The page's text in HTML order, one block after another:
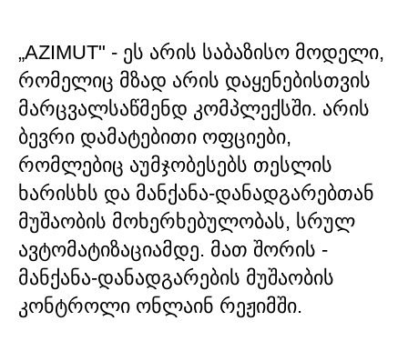
„AZIMUT" - ეს არის საბაზისო მოდელი,
რომელიც მზად არის დაყენებისთვის
მარცვალსაწმენდ კომპლექსში. არის
ბევრი დამატებითი ოფციები,
რომლებიც აუმჯობესებს თესლის
ხარისხს და მანქანა-დანადგარებთან
მუშაობის მოხერხებულობას, სრულ
ავტომატიზაციამდე. მათ შორის -
მანქანა-დანადგარების მუშაობის
კონტროლი ონლაინ რეჟიმში.